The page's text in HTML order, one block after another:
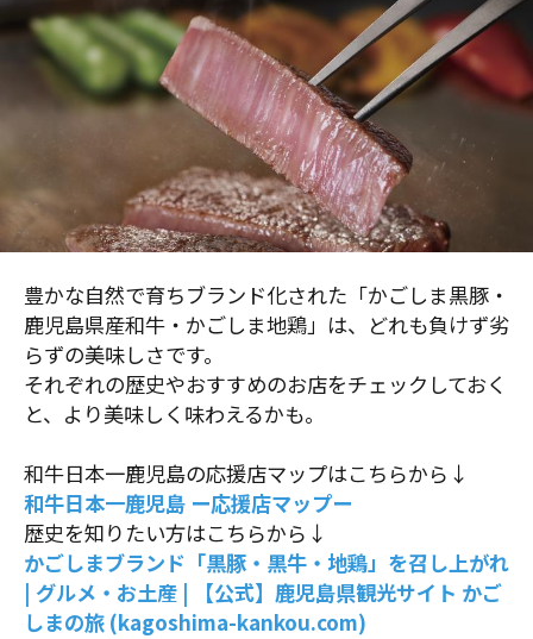
豊かな自然で育ちブランド化された「かごしま黒豚・
鹿児島県産和牛・かごしま地鶏」は、どれも負けず劣
らずの美味しさです。
それぞれの歴史やおすすめのお店をチェックしておく
と、より美味しく味わえるかも。
和牛日本一鹿児島の応援店マップはこちらから↓
和牛日本一鹿児島 ー応援店マップー
歴史を知りたい方はこちらから↓
かごしまブランド「黒豚・黒牛・地鶏」を召し上がれ
| グルメ・お土産 | 【公式】鹿児島県観光サイト かご
しまの旅 (kagoshima-kankou.com)